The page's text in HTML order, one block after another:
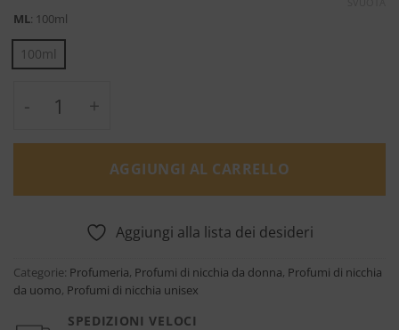
ML: 100ml
100ml
La Nuit de l'Orchidee - Pierre Guillaume
AGGIUNGI AL CARRELLO
Aggiungi alla lista dei desideri
Categorie: Profumeria, Profumi di nicchia da donna, Profumi di nicchia
da uomo, Profumi di nicchia unisex
SPEDIZIONI VELOCI